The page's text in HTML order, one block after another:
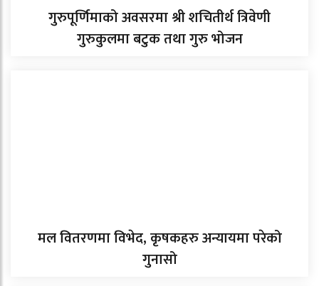
गुरुपूर्णिमाको अवसरमा श्री शचितीर्थ त्रिवेणी
गुरुकुलमा बटुक तथा गुरु भोजन
मल वितरणमा विभेद, कृषकहरु अन्यायमा परेको
गुनासो